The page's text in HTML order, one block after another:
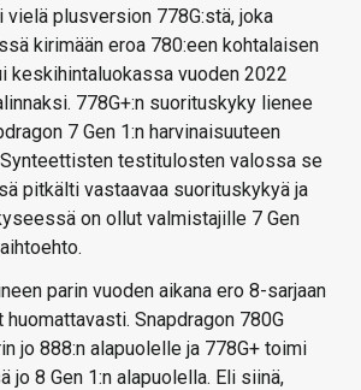
vielä plusversion 778G:stä, joka
kirimään eroa 780:een kohtalaisen
keskihintaluokassa vuoden 2022
778G+:n suorituskyky lienee
7 Gen 1:n harvinaisuuteen
testitulosten valossa se
pitkälti vastaavaa suorituskykyä ja
on ollut valmistajille 7 Gen
parin vuoden aikana ero 8-sarjaan
Snapdragon 780G
jo 888:n alapuolelle ja 778G+ toimi
jo 8 Gen 1:n alapuolella. Eli siinä,